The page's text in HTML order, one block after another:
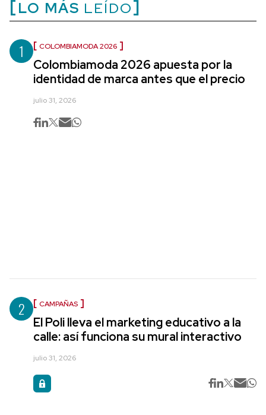
LO MÁS LEÍDO
1 COLOMBIAMODA 2026
Colombiamoda 2026 apuesta por la
identidad de marca antes que el precio
julio 31, 2026
2 CAMPAÑAS
El Poli lleva el marketing educativo a la
calle: así funciona su mural interactivo
julio 31, 2026